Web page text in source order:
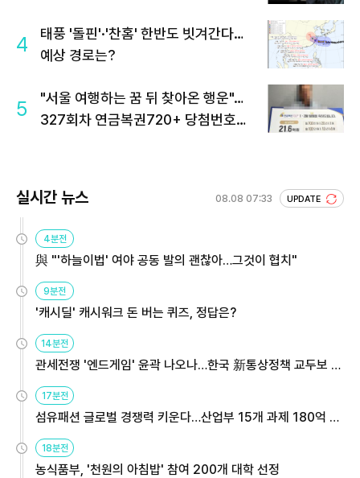
4
태풍 '돌핀'·'찬홈' 한반도 빗겨간다…
예상 경로는?
5
"서울 여행하는 꿈 뒤 찾아온 행운"…
327회차 연금복권720+ 당첨번호조
실시간 뉴스 08.08 07:33 UPDATE
4분전
與 "'하늘이법' 여야 공동 발의 괜찮아…그것이 협치"
9분전
'캐시딜' 캐시워크 돈 버는 퀴즈, 정답은?
14분전
관세전쟁 '엔드게임' 윤곽 나오나…한국 新통상정책 교두보 활
용해야
17분전
섬유패션 글로벌 경쟁력 키운다…산업부 15개 과제 180억 지
원
18분전
농식품부, '천원의 아침밥' 참여 200개 대학 선정